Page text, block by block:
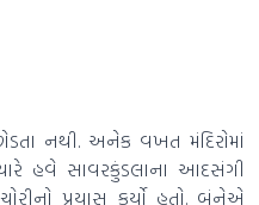
નથી. અનેક વખત મંદિરોમાં
હવે સાવરકુંડલાના આદસંગી
પ્રયાસ કર્યો હતો. બંનેએ